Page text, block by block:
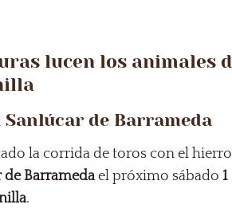
lucen los animales
de Barrameda
la corrida de toros con el hierro
de Barramedael próximo sábado1
.